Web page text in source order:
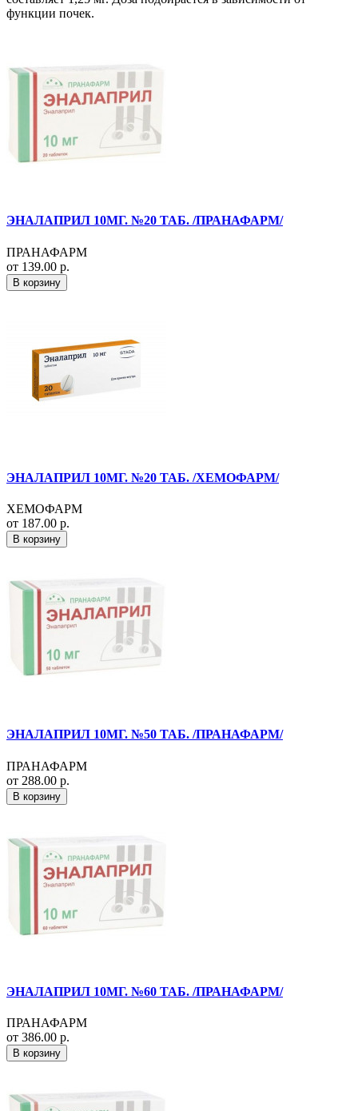
функции почек.
ЭНАЛАПРИЛ 10МГ. №20 ТАБ. /ПРАНАФАРМ/
ПРАНАФАРМ
от 139.00 р.
В корзину
ЭНАЛАПРИЛ 10МГ. №20 ТАБ. /ХЕМОФАРМ/
ХЕМОФАРМ
от 187.00 р.
В корзину
ЭНАЛАПРИЛ 10МГ. №50 ТАБ. /ПРАНАФАРМ/
ПРАНАФАРМ
от 288.00 р.
В корзину
ЭНАЛАПРИЛ 10МГ. №60 ТАБ. /ПРАНАФАРМ/
ПРАНАФАРМ
от 386.00 р.
В корзину